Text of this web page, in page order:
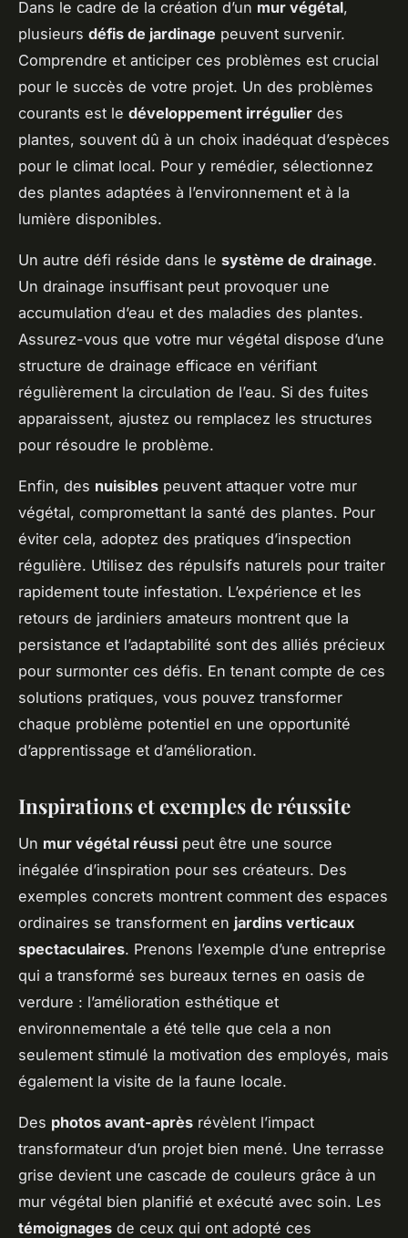
Dans le cadre de la création d’un mur végétal,
plusieurs défis de jardinage peuvent survenir.
Comprendre et anticiper ces problèmes est crucial
pour le succès de votre projet. Un des problèmes
courants est le développement irrégulier des
plantes, souvent dû à un choix inadéquat d’espèces
pour le climat local. Pour y remédier, sélectionnez
des plantes adaptées à l’environnement et à la
lumière disponibles.
Un autre défi réside dans le système de drainage.
Un drainage insuffisant peut provoquer une
accumulation d’eau et des maladies des plantes.
Assurez-vous que votre mur végétal dispose d’une
structure de drainage efficace en vérifiant
régulièrement la circulation de l’eau. Si des fuites
apparaissent, ajustez ou remplacez les structures
pour résoudre le problème.
Enfin, des nuisibles peuvent attaquer votre mur
végétal, compromettant la santé des plantes. Pour
éviter cela, adoptez des pratiques d’inspection
régulière. Utilisez des répulsifs naturels pour traiter
rapidement toute infestation. L’expérience et les
retours de jardiniers amateurs montrent que la
persistance et l’adaptabilité sont des alliés précieux
pour surmonter ces défis. En tenant compte de ces
solutions pratiques, vous pouvez transformer
chaque problème potentiel en une opportunité
d’apprentissage et d’amélioration.
Inspirations et exemples de réussite
Un mur végétal réussi peut être une source
inégalée d’inspiration pour ses créateurs. Des
exemples concrets montrent comment des espaces
ordinaires se transforment en jardins verticaux
spectaculaires. Prenons l’exemple d’une entreprise
qui a transformé ses bureaux ternes en oasis de
verdure : l’amélioration esthétique et
environnementale a été telle que cela a non
seulement stimulé la motivation des employés, mais
également la visite de la faune locale.
Des photos avant-après révèlent l’impact
transformateur d’un projet bien mené. Une terrasse
grise devient une cascade de couleurs grâce à un
mur végétal bien planifié et exécuté avec soin. Les
témoignages de ceux qui ont adopté ces